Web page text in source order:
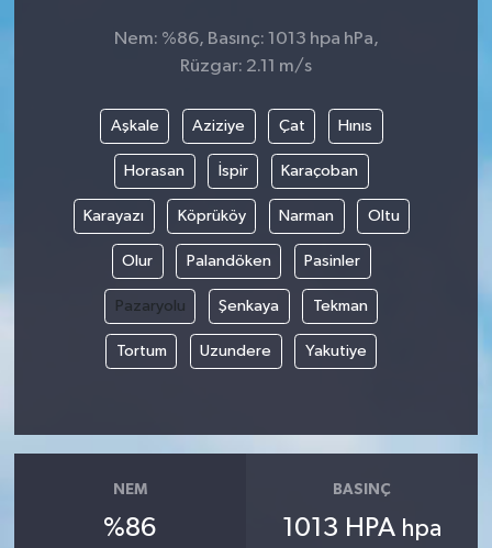
Nem: %86, Basınç: 1013 hpa hPa,
Rüzgar: 2.11 m/s
Aşkale Aziziye Çat Hınıs
Horasan İspir Karaçoban
Karayazı Köprüköy Narman Oltu
Olur Palandöken Pasinler
Pazaryolu Şenkaya Tekman
Tortum Uzundere Yakutiye
NEM
%86
BASINÇ
1013 HPA hpa